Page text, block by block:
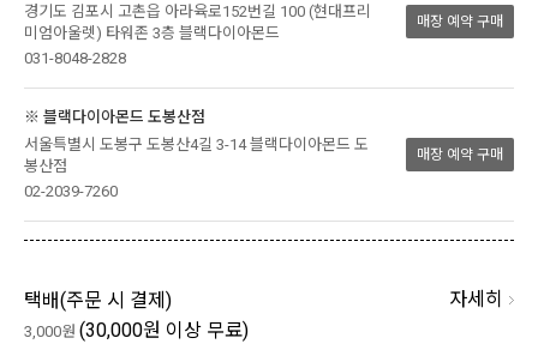
경기도 김포시 고촌읍 아라육로152번길 100 (현대프리
미엄아울렛) 타워존 3층 블랙다이아몬드
031-8048-2828
매장 예약 구매
※ 블랙다이아몬드 도봉산점
서울특별시 도봉구 도봉산4길 3-14 블랙다이아몬드 도
봉산점
02-2039-7260
매장 예약 구매
택배(주문 시 결제 ) 자세히
3,000원 (30,000원 이상 무료)